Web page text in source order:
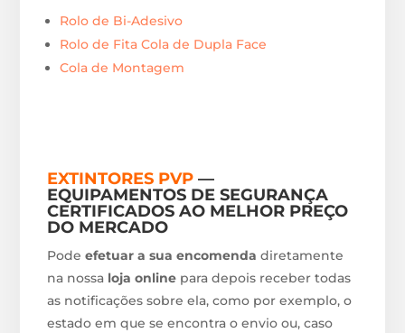
Rolo de Bi-Adesivo
Rolo de Fita Cola de Dupla Face
Cola de Montagem
EXTINTORES PVP —
EQUIPAMENTOS DE SEGURANÇA
CERTIFICADOS AO MELHOR PREÇO
DO MERCADO
Podeefetuar a sua encomenda diretamente
na nossa loja online para depois receber todas
as notificações sobre ela, como por exemplo, o
estado em que se encontra o envio ou, caso